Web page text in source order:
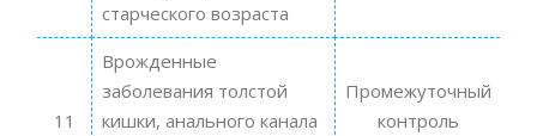
старческого возраста
11
Врожденные
заболевания толстой
кишки, анального канала
Промежуточный
контроль